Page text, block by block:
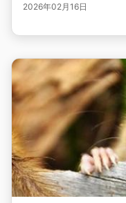
2026年02月16日